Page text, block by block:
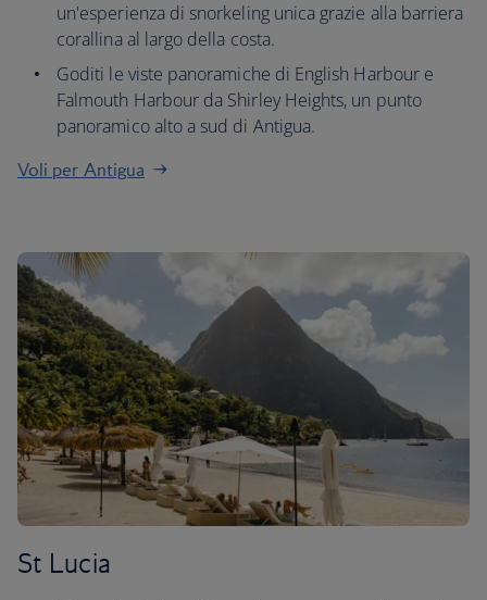
un'esperienza di snorkeling unica grazie alla barriera
corallina al largo della costa.
Goditi le viste panoramiche di English Harbour e
Falmouth Harbour da Shirley Heights, un punto
panoramico alto a sud di Antigua.
Voli per Antigua
St Lucia